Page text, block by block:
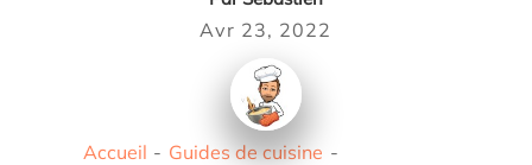
Avr 23, 2022
Accueil - Guides de cuisine -